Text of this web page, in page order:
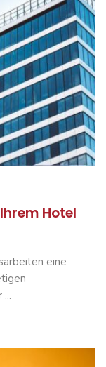
Hotel
eine